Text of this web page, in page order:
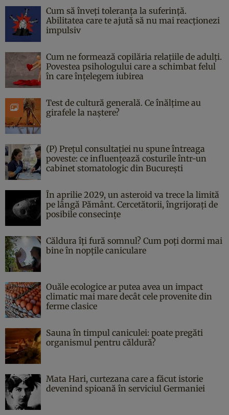
Cum să înveți toleranța la suferință.
Abilitatea care te ajută să nu mai reacționezi
impulsiv
Cum ne formează copilăria relațiile de adulți.
Povestea psihologului care a schimbat felul
în care înțelegem iubirea
Test de cultură generală. Ce înălțime au
girafele la naștere?
(P) Prețul consultației nu spune întreaga
poveste: ce influențează costurile într-un
cabinet stomatologic din București
În aprilie 2029, un asteroid va trece la limită
pe lângă Pământ. Cercetătorii, îngrijorați de
posibile consecințe
Căldura îți fură somnul? Cum poți dormi mai
bine în nopțile caniculare
Ouăle ecologice ar putea avea un impact
climatic mai mare decât cele provenite din
ferme clasice
Sauna în timpul caniculei: poate pregăti
organismul pentru căldură?
Mata Hari, curtezana care a făcut istorie
devenind spioană în serviciul Germaniei